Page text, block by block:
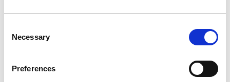
Selection
Necessary
Preferences
Konsertstart: ca 19:00
Efter konserten finns chans att träffa bandet under